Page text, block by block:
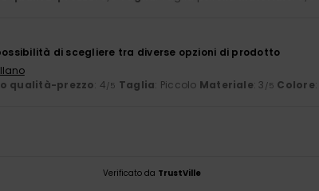
di scegliere tra diverse opzioni di prodotto
qualità-prezzo: 4/5 Taglia: Piccolo Materiale: 3 /5 Colore
Verificato da TrustVille